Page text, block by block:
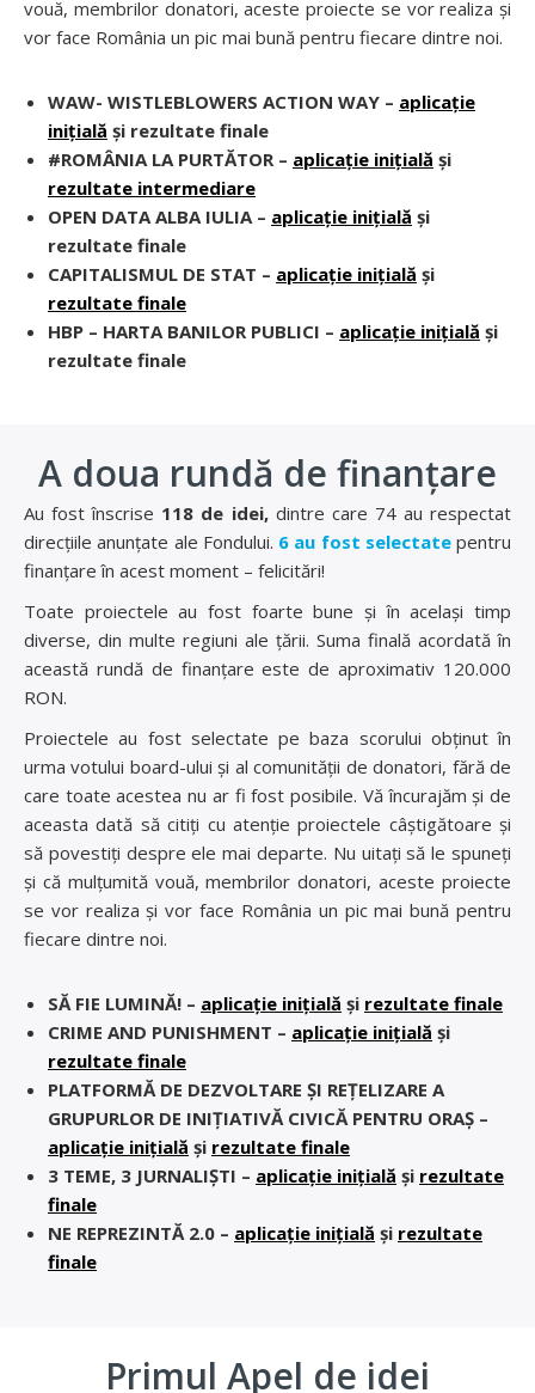
vouă, membrilor donatori, aceste proiecte se vor realiza și
vor face România un pic mai bună pentru fiecare dintre noi.
WAW- WISTLEBLOWERS ACTION WAY – aplicație
inițială și rezultate finale
#ROMÂNIA LA PURTĂTOR – aplicație inițială și
rezultate intermediare
OPEN DATA ALBA IULIA – aplicație inițială și
rezultate finale
CAPITALISMUL DE STAT – aplicație inițială și
rezultate finale
HBP – HARTA BANILOR PUBLICI – aplicație inițială și
rezultate finale
A doua rundă de finanțare
Au fost înscrise 118 de idei,dintre care 74 au respectat
direcțiile anunțate ale Fondului. 6 au fost selectatepentru
finanțare în acest moment – felicitări!
Toate proiectele au fost foarte bune și în același timp
diverse, din multe regiuni ale țării. Suma finală acordată în
această rundă de finanțare este de aproximativ 120.000
RON.
Proiectele au fost selectate pe baza scorului obținut în
urma votului board-ului și al comunității de donatori, fără de
care toate acestea nu ar fi fost posibile. Vă încurajăm și de
aceasta dată să citiți cu atenție proiectele câștigătoare și
să povestiți despre ele mai departe. Nu uitați să le spuneți
și că mulțumită vouă, membrilor donatori, aceste proiecte
se vor realiza și vor face România un pic mai bună pentru
fiecare dintre noi.
SĂ FIE LUMINĂ! – aplicație inițială și rezultate finale
CRIME AND PUNISHMENT – aplicație inițială și
rezultate finale
PLATFORMĂ DE DEZVOLTARE ȘI REȚELIZARE A
GRUPURLOR DE INIȚIATIVĂ CIVICĂ PENTRU ORAȘ –
aplicație inițială și rezultate finale
3 TEME, 3 JURNALIȘTI – aplicație inițială și rezultate
finale
NE REPREZINTĂ 2.0 – aplicație inițială și rezultate
finale
Primul Apel de idei